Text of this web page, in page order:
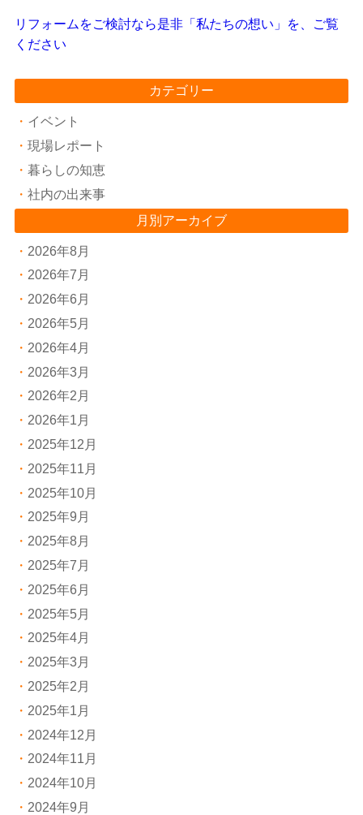
リフォームをご検討なら是非「私たちの想い」を、ご覧
ください
カテゴリー
イベント
現場レポート
暮らしの知恵
社内の出来事
月別アーカイブ
2026年8月
2026年7月
2026年6月
2026年5月
2026年4月
2026年3月
2026年2月
2026年1月
2025年12月
2025年11月
2025年10月
2025年9月
2025年8月
2025年7月
2025年6月
2025年5月
2025年4月
2025年3月
2025年2月
2025年1月
2024年12月
2024年11月
2024年10月
2024年9月